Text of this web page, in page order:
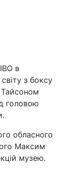
в
з боксу
Тайсоном
головою
обласного
Максим
музею.